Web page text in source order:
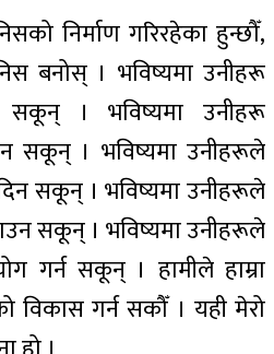
निर्माण गरिरहेका हुन्छौँ,
बनोस् । भविष्यमा उनीहरू
सकून् । भविष्यमा उनीहरू
सकून् । भविष्यमा उनीहरूले
सकून् । भविष्यमा उनीहरूले
सकून् । भविष्यमा उनीहरूले
गर्न सकून् । हामीले हाम्रा
विकास गर्न सकौँ । यही मेरो